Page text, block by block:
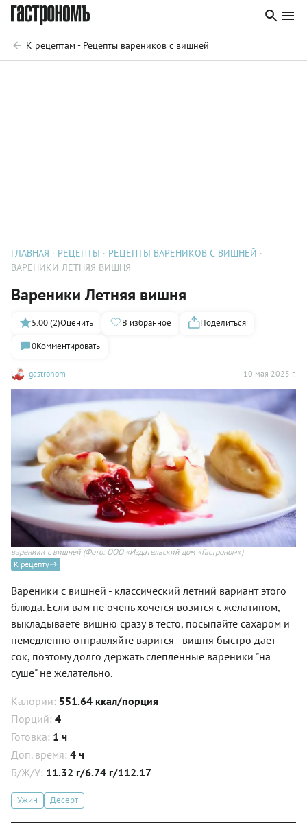
К рецептам - Рецепты вареников с вишней
ГЛАВНАЯ РЕЦЕПТЫ
РЕЦЕПТЫ ВАРЕНИКОВ С ВИШНЕЙ
ВАРЕНИКИ ЛЕТНЯЯ ВИШНЯ
Вареники Летняя вишня
gastronom 10 мая 2025 г.
5.00 (2)Оценить В избранное
Поделиться
0Комментировать
вареники с вишней (Фото: ООО «Издательский дом «Гастроном»)
К рецепту
Вареники с вишней - классический летний вариант этого
блюда. Если вам не очень хочется возится с желатином,
выкладываете вишню сразу в тесто, посыпайте сахаром и
немедленно отправляйте варится - вишня быстро дает
сок, поэтому долго держать слепленные вареники "на
суше" не желательно.
Калории: 551.64 ккал/порция
Порций: 4
Готовка: 1 ч
Доп. время: 4 ч
Б/Ж/У: 11.32 г/6.74 г/112.17
Ужин Десерт